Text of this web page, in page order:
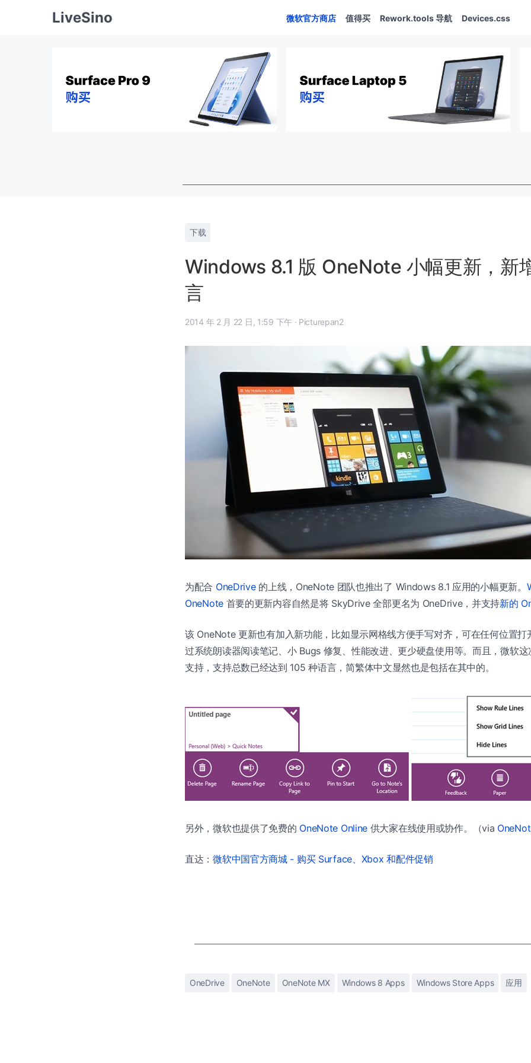
LiveSino 微软官方商店 值得买 Rework.tools 导航 Devices.css
下载
Windows 8.1 版 OneNote 小幅更新，新
言
2014 年 2 月 22 日, 1:59 下午 · Picturepan2
为配合 OneDrive的上线，OneNote 团队也推出了 Windows 8.1 应用的小幅更新。
OneNote首要的更新内容自然是将 SkyDrive 全部更名为 OneDrive，并支持新的
该 OneNote 更新也有加入新功能，比如显示网格线方便手写对齐，可在任何位置打
过系统朗读器阅读笔记、小 Bugs 修复、性能改进、更少硬盘使用等。而且，微软
支持，支持总数已经达到 105 种语言，简繁体中文显然也是包括在其中的。
另外，微软也提供了免费的 OneNote Online 供大家在线使用或协作。（via
直达：微软中国官方商城 - 购买 Surface、Xbox 和配件促销
OneDrive OneNote OneNote MX Windows 8 Apps Windows Store Apps 应用